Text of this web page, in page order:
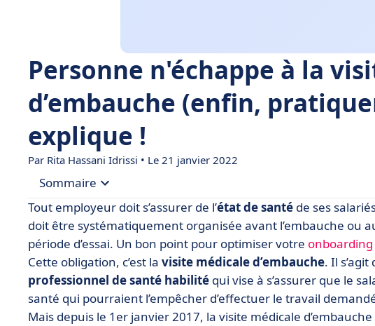
Personne n'échappe à la
d’embauche (enfin,
explique !
Par Rita Hassani Idrissi • Le 21 janvier 2022
Sommaire
• Qu’est-ce que la visite médicale d’embauche ?
• La visite médicale ou VIP est obligatoire : on vous dit tout
• Les exceptions à l’obligation de visite médicale
Tout employeur doit s’assurer de l’état de santé de ses
doit être systématiquement organisée avant l’embauche ou
période d’essai. Un bon point pour optimiser votre onboarding
Cette obligation, c’est la visite médicale d’embauche. Il
professionnel de santé habilité qui vise à s’assurer que le
santé qui pourraient l’empêcher d’effectuer le travail
Mais depuis le 1er janvier 2017, la visite médicale